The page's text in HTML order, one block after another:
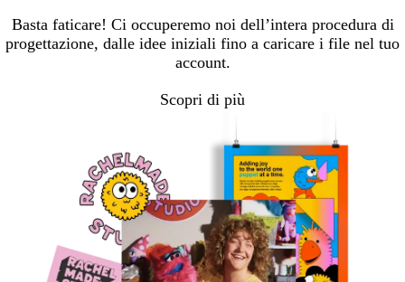
Basta faticare! Ci occuperemo noi dell’intera procedura di
progettazione, dalle idee iniziali fino a caricare i file nel tuo
account.
Scopri di più